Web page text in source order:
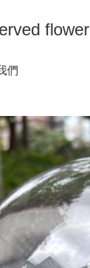
flower
們